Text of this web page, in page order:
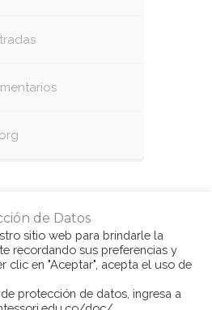
de Datos
sitio web para brindarle la
recordando sus preferencias y
clic en "Aceptar", acepta el uso de
protección de datos, ingresa a